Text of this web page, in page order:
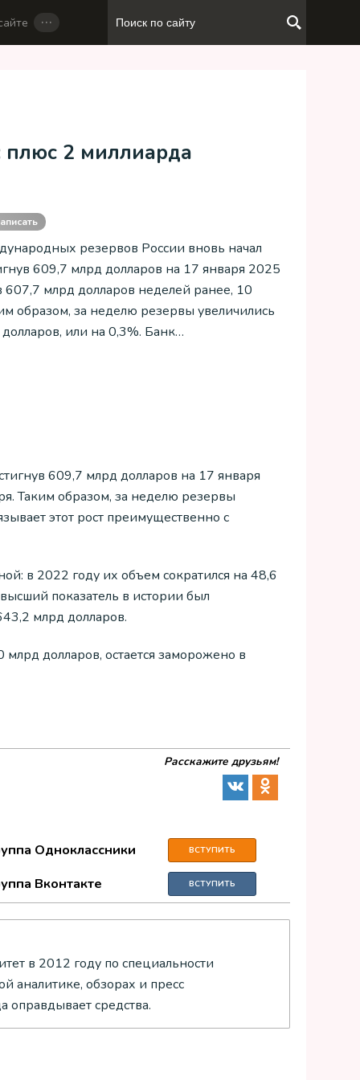
…
плюс 2 миллиарда
резервов России вновь начал
609,7 млрд долларов на 17 января 2025
607,7 млрд долларов неделей ранее, 10
образом, за неделю резервы увеличились
или на 0,3%. Банк…
609,7 млрд долларов на 17 января
Таким образом, за неделю резервы
этот рост преимущественно с
в 2022 году их объем сократился на 48,6
показатель в истории был
млрд долларов.
долларов, остается заморожено в
Расскажите друзьям!
Одноклассники ВСТУПИТЬ
Вконтакте ВСТУПИТЬ
в 2012 году по специальности
аналитике, обзорах и пресс
оправдывает средства.